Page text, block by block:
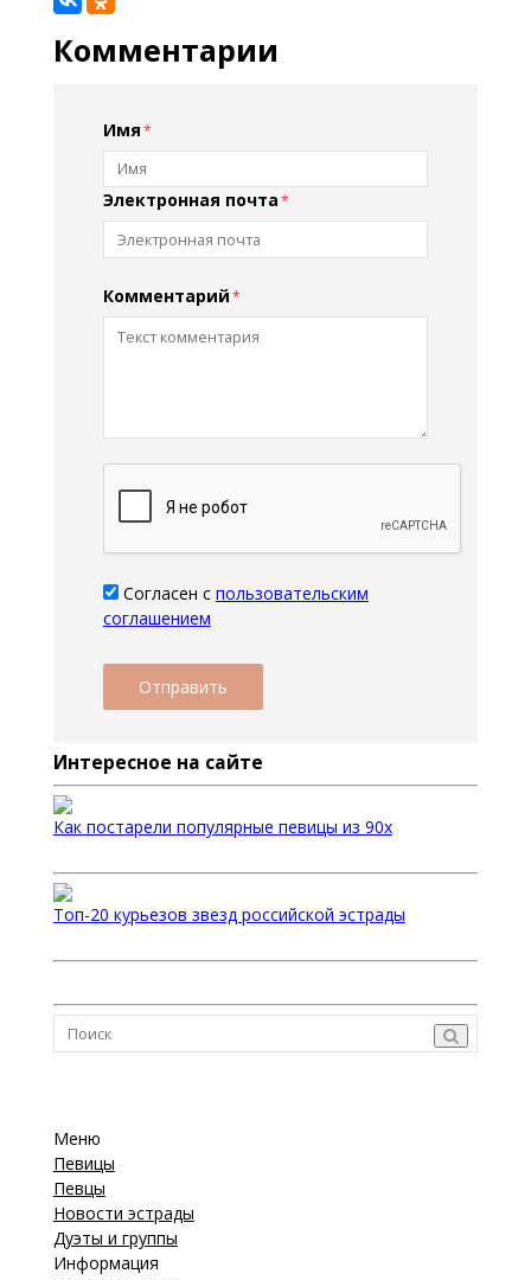
Комментарии
Имя
Электронная почта
Комментарий
Согласен с пользовательским
соглашением
Интересное на сайте
Как постарели популярные певицы из 90х
Топ-20 курьезов звезд российской эстрады
Меню
Певицы
Певцы
Новости эстрады
Дуэты и группы
Информация